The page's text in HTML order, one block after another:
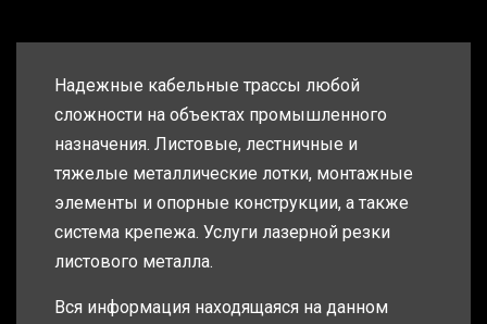
Надежные кабельные трассы любой
сложности на объектах промышленного
назначения. Листовые, лестничные и
тяжелые металлические лотки, монтажные
элементы и опорные конструкции, а также
система крепежа. Услуги лазерной резки
листового металла.
Вся информация находящаяся на данном